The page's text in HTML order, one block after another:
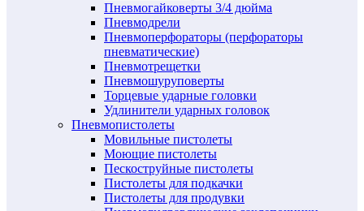
Пневмогайковерты 3/4 дюйма
Пневмодрели
Пневмоперфораторы (перфораторы
пневматические)
Пневмотрещетки
Пневмошуруповерты
Торцевые ударные головки
Удлинители ударных головок
Пневмопистолеты
Мовильные пистолеты
Моющие пистолеты
Пескоструйные пистолеты
Пистолеты для подкачки
Пистолеты для продувки